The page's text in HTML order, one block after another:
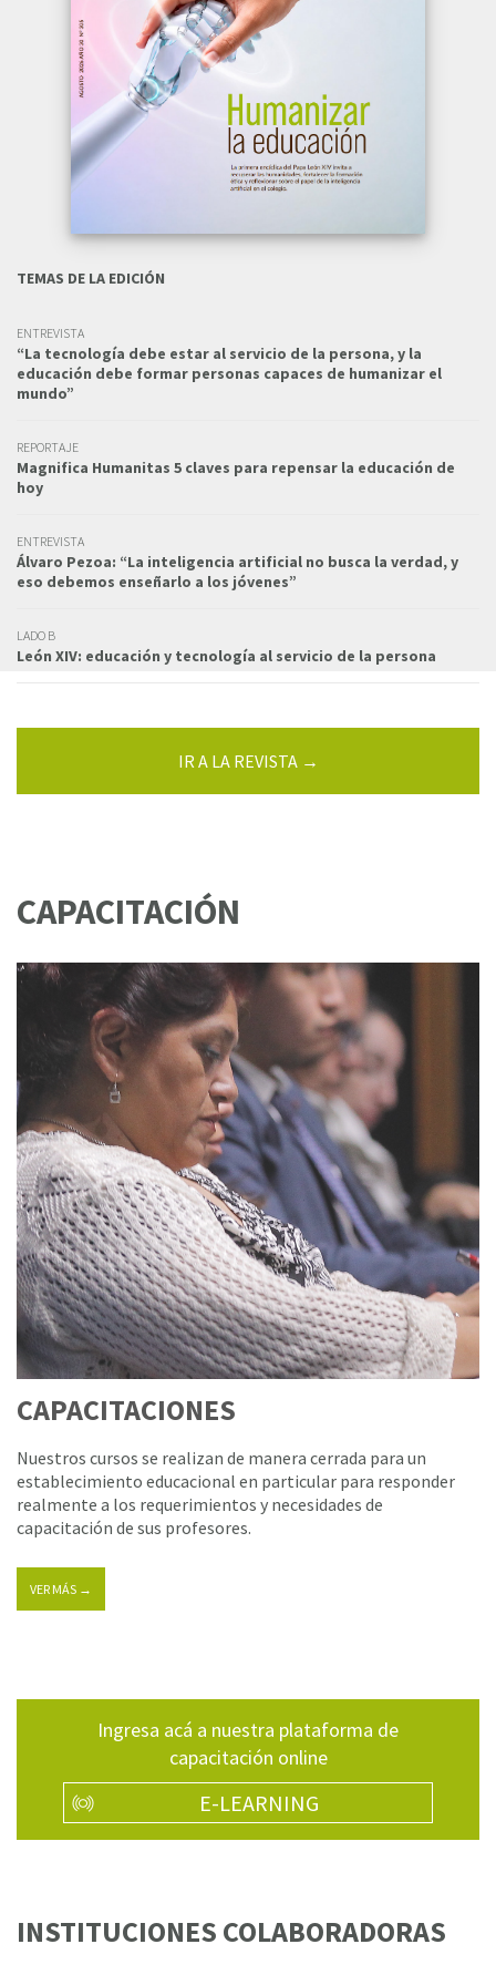
TEMAS DE LA EDICIÓN
ENTREVISTA
“La tecnología debe estar al servicio de la persona, y la
educación debe formar personas capaces de humanizar el
mundo”
REPORTAJE
Magnifica Humanitas 5 claves para repensar la educación de
hoy
ENTREVISTA
Álvaro Pezoa: “La inteligencia artificial no busca la verdad, y
eso debemos enseñarlo a los jóvenes”
LADO B
León XIV: educación y tecnología al servicio de la persona
IR A LA REVISTA →
CAPACITACIÓN
CAPACITACIONES
Nuestros cursos se realizan de manera cerrada para un
establecimiento educacional en particular para responder
realmente a los requerimientos y necesidades de
capacitación de sus profesores.
VER MÁS →
Ingresa acá a nuestra plataforma de
capacitación online
E-LEARNING
INSTITUCIONES COLABORADORAS